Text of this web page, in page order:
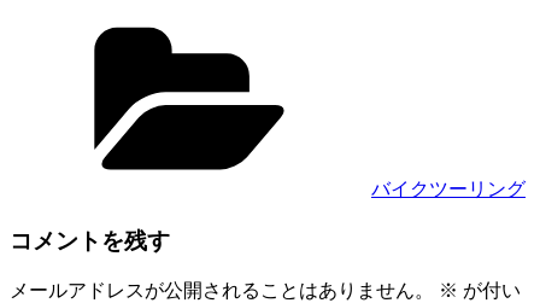
バイクツーリング
コメントを残す
メールアドレスが公開されることはありません。 ※ が付い